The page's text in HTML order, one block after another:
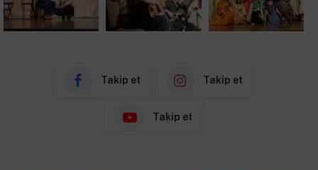
Takip et Takip et
Takip et